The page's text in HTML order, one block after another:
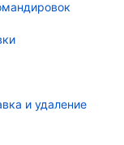
и удаление